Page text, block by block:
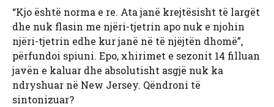
“Kjo është norma e re. Ata janë krejtësisht të largët
dhe nuk flasin me njëri-tjetrin apo nuk e njohin
njëri-tjetrin edhe kur janë në të njëjtën dhomë”,
përfundoi spiuni. Epo, xhirimet e sezonit 14 filluan
javën e kaluar dhe absolutisht asgjë nuk ka
ndryshuar në New Jersey. Qëndroni të
sintonizuar?